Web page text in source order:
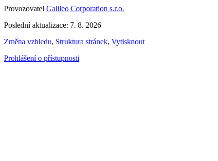
Provozovatel Galileo Corporation s.r.o.
Poslední aktualizace: 7. 8. 2026
Změna vzhledu, Struktura stránek, Vytisknout
Prohlášení o přístupnosti